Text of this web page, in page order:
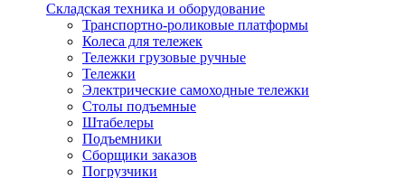
Складская техника и оборудование
Транспортно-роликовые платформы
Колеса для тележек
Тележки грузовые ручные
Тележки
Электрические самоходные тележки
Столы подъемные
Штабелеры
Подъемники
Сборщики заказов
Погрузчики